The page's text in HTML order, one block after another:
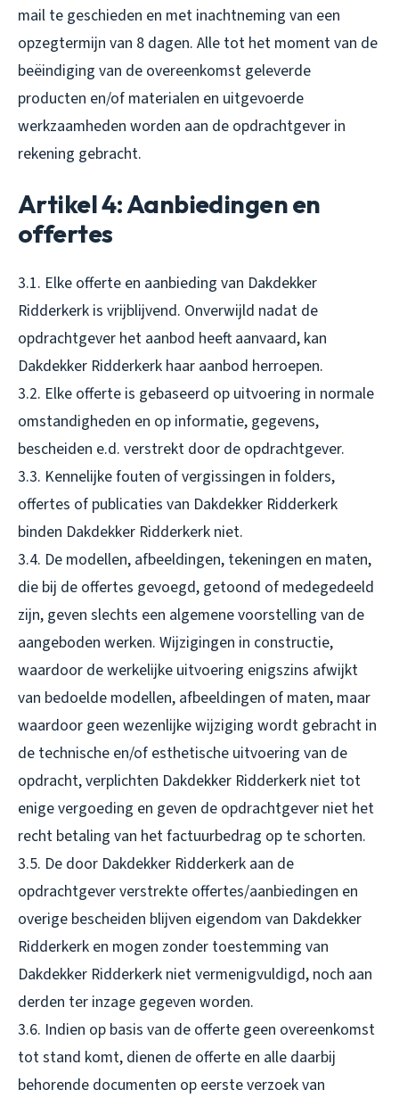
mail te geschieden en met inachtneming van een
opzegtermijn van 8 dagen. Alle tot het moment van de
beëindiging van de overeenkomst geleverde
producten en/of materialen en uitgevoerde
werkzaamheden worden aan de opdrachtgever in
rekening gebracht.
Artikel 4: Aanbiedingen en
offertes
3.1. Elke offerte en aanbieding van Dakdekker
Ridderkerk is vrijblijvend. Onverwijld nadat de
opdrachtgever het aanbod heeft aanvaard, kan
Dakdekker Ridderkerk haar aanbod herroepen.
3.2. Elke offerte is gebaseerd op uitvoering in normale
omstandigheden en op informatie, gegevens,
bescheiden e.d. verstrekt door de opdrachtgever.
3.3. Kennelijke fouten of vergissingen in folders,
offertes of publicaties van Dakdekker Ridderkerk
binden Dakdekker Ridderkerk niet.
3.4. De modellen, afbeeldingen, tekeningen en maten,
die bij de offertes gevoegd, getoond of medegedeeld
zijn, geven slechts een algemene voorstelling van de
aangeboden werken. Wijzigingen in constructie,
waardoor de werkelijke uitvoering enigszins afwijkt
van bedoelde modellen, afbeeldingen of maten, maar
waardoor geen wezenlijke wijziging wordt gebracht in
de technische en/of esthetische uitvoering van de
opdracht, verplichten Dakdekker Ridderkerk niet tot
enige vergoeding en geven de opdrachtgever niet het
recht betaling van het factuurbedrag op te schorten.
3.5. De door Dakdekker Ridderkerk aan de
opdrachtgever verstrekte offertes/aanbiedingen en
overige bescheiden blijven eigendom van Dakdekker
Ridderkerk en mogen zonder toestemming van
Dakdekker Ridderkerk niet vermenigvuldigd, noch aan
derden ter inzage gegeven worden.
3.6. Indien op basis van de offerte geen overeenkomst
tot stand komt, dienen de offerte en alle daarbij
behorende documenten op eerste verzoek van